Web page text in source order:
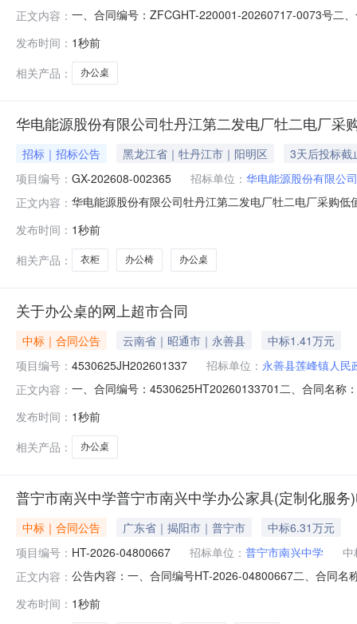
正文内容： 一、合同编号：ZFCGHT-220001-20260717-0073号二
商贸有限公司地址：长春市二道区民丰街以东、安乐路
发布时间： 1秒前
相关产品：
办公桌
华电能源股份有限公司牡丹江第二发电厂牡二电厂采
招标｜招标公告 黑龙江省｜牡丹江市｜阳明区
3天后投标截
项目编号： GX-202608-002365 招标单位： 华电能源股份有限公
正文内容： 华电能源股份有限公司牡丹江第二发电厂牡二电厂采购
2026-08-31九、备注：十、采购清单序号采购人物资名
发电厂
发布时间： 1秒前
相关产品：
衣柜 办公椅 办公桌
关于办公桌的网上超市合同
中标｜合同公告 云南省｜昭通市｜永善县
中标1.41万元
项目编号： 4530625JH202601337 招标单位： 永善县莲峰镇人民
正文内容： 一、合同编号：4530625HT20260133701二、合同名称
同主要信息主要标的名称：莲峰镇人民政府采购办公桌
发布时间： 1秒前
相关产品：
办公桌
普宁市南兴中学普宁市南兴中学办公家具(定制化服
中标｜合同公告 广东省｜揭阳市｜普宁市
中标6.31万元
项目编号： HT-2026-04800667 招标单位： 普宁市南兴中学
中
正文内容： 公告内容：一、合同编号HT-2026-04800667二、合同
具商行地址：汕头市龙湖区周厝塭东安路8号一楼联系
发布时间： 1秒前